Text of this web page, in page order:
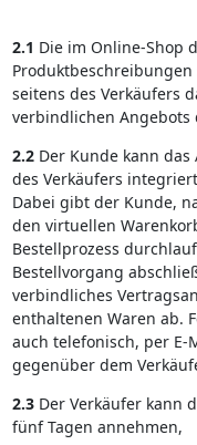
2.1 Die im Online-Shop
seitens des Verkäufers
verbindlichen Angebots
2.2Der Kunde kann das
des Verkäufers
Dabei gibt der Kunde,
den virtuellen
Bestellprozess
Bestellvorgang
verbindliches
enthaltenen Waren ab.
auch telefonisch, per
gegenüber dem
2.3Der Verkäufer kann
fünf Tagen annehmen,